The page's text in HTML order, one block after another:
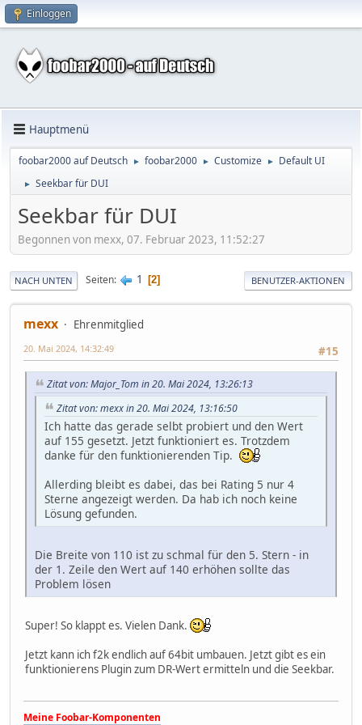
Einloggen
Hauptmenü
foobar2000 auf Deutsch ► foobar2000 ► Customize ► Default UI
► Seekbar für DUI
Seekbar für DUI
Begonnen von mexx, 07. Februar 2023, 11:52:27
NACH UNTEN Seiten 1 2 BENUTZER-AKTIONEN
mexx
Ehrenmitglied
#15
20. Mai 2024, 14:32:49
Zitat von: Major_Tom in 20. Mai 2024, 13:26:13
Zitat von: mexx in 20. Mai 2024, 13:16:50
Ich hatte das gerade selbt probiert und den Wert
auf 155 gesetzt. Jetzt funktioniert es. Trotzdem
danke für den funktionierenden Tip.
Allerding bleibt es dabei, das bei Rating 5 nur 4
Sterne angezeigt werden. Da hab ich noch keine
Lösung gefunden.
Die Breite von 110 ist zu schmal für den 5. Stern - in
der 1. Zeile den Wert auf 140 erhöhen sollte das
Problem lösen
Super! So klappt es. Vielen Dank.
Jetzt kann ich f2k endlich auf 64bit umbauen. Jetzt gibt es ein
funktionierens Plugin zum DR-Wert ermitteln und die Seekbar.
Meine Foobar-Komponenten